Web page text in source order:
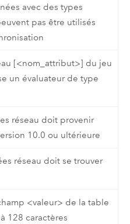
avec des types
pas être utilisés
[<nom_attribut>] du jeu
un évaluateur de type
réseau doit provenir
10.0 ou ultérieure
réseau doit se trouver
<valeur> de la table
128 caractères